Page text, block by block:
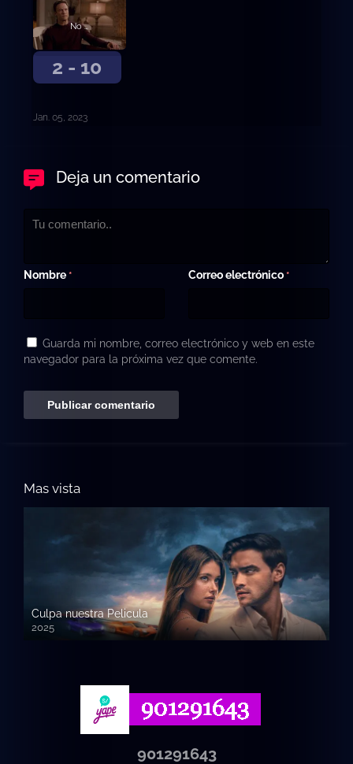
2 - 10
No soy Cenicienta
Jan. 05, 2023
Deja un comentario
Nombre * Correo electrónico *
Guarda mi nombre, correo electrónico y web en este
navegador para la próxima vez que comente.
Mas vista
Culpa nuestra Pelicula
2025
720p HD
901291643